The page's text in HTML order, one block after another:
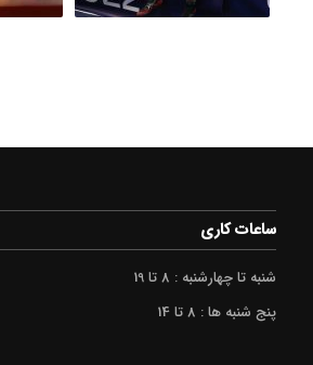
ساعات کاری
شنبه تا چهارشنبه : 8 تا 19
پنج شنبه ها : 8 تا 14